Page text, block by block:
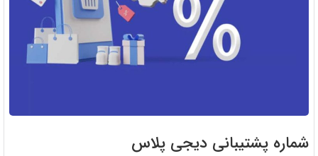
شماره پشتیبانی دیجی پلاس